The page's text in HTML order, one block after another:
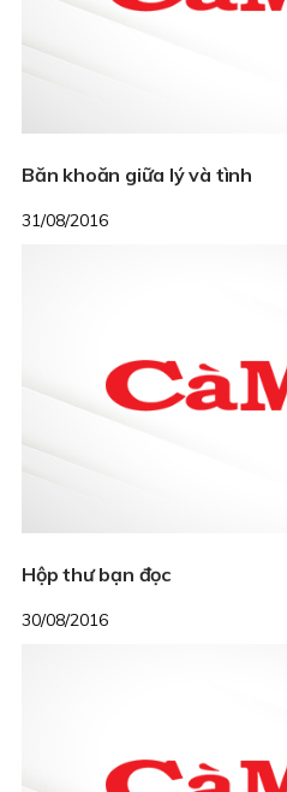
Băn khoăn giữa lý và tình
31/08/2016
Hộp thư bạn đọc
30/08/2016